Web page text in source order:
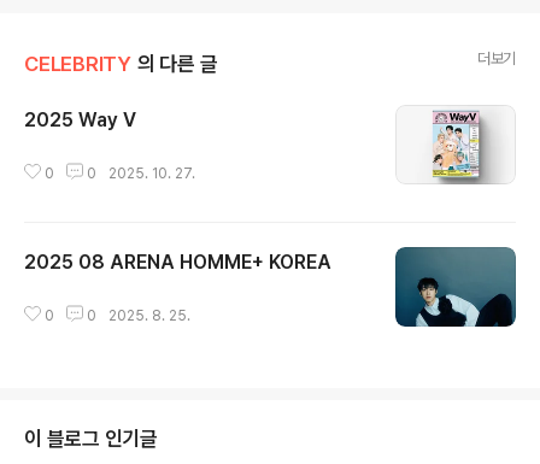
CELEBRITY 의 다른 글 더보기
2025 Way V
0 0 2025. 10. 27.
2025 08 ARENA HOMME+ KOREA
0 0 2025. 8. 25.
이 블로그 인기글